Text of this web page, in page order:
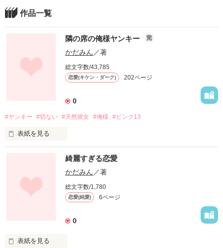
作品一覧
隣の席の俺様ヤンキー 完
かだみん ／著
総文字数/43,785
恋愛(キケン・ダーク) 202ページ
0
#ヤンキー #切ない #天然彼女 #俺様 #ピンク13
表紙を見る
何度もすれ違って
遠回りしたこともあったけど
私は
綺麗すぎる恋愛
かだみん ／著
総文字数/1,780
恋愛(純愛) 6ページ
0
表紙を見る